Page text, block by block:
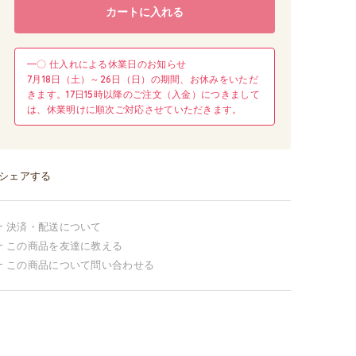
カートに入れる
━〇 仕入れによる休業日のお知らせ
7月18日（土）～26日（日）の期間、お休みをいただ
きます。17日15時以降のご注文（入金）につきまして
は、休業明けに順次ご対応させていただきます。
シェアする
決済・配送について
この商品を友達に教える
この商品について問い合わせる